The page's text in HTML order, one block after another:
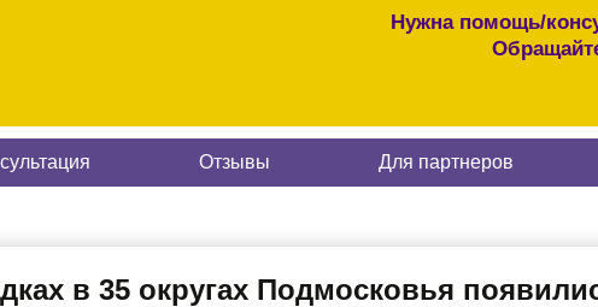
Нужна помощь/
Отзывы Для партнеров
в 35 округах Подмосковья